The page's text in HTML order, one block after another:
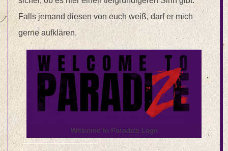
Falls jemand diesen von euch weiß, darf er mich
gerne aufklären.
Welcome to Paradize Logo